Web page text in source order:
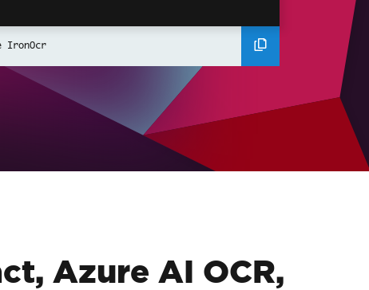
IronOcr
Azure AI OCR,